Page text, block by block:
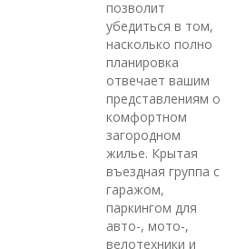
позволит
убедиться в том,
насколько полно
планировка
отвечает вашим
представлениям о
комфортном
загородном
жилье. Крытая
въездная группа с
гаражом,
паркингом для
авто-, мото-,
велотехники и